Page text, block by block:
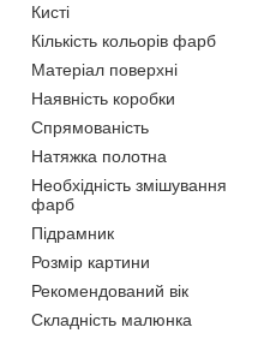
Кисті
Кількість кольорів фарб
Матеріал поверхні
Наявність коробки
Спрямованість
Натяжка полотна
Необхідність змішування
фарб
Підрамник
Розмір картини
Рекомендований вік
Складність малюнка